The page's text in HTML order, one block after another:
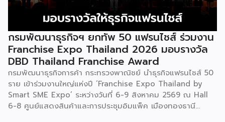
กรมพัฒนาธุรกิจฯ ยกทัพ 50 แฟรนไชส์ ร่วมงาน
Franchise Expo Thailand 2026 มอบรางวัล
DBD Thailand Franchise Award
กรมพัฒนาธุรกิจการค้า กระทรวงพาณิชย์ นำธุรกิจแฟรนไชส์ 50
ราย เข้าร่วมงานใหญ่แห่งปี ‘Franchise Expo Thailand by
Smart SME Expo’ ระหว่างวันที่ 6-9 สิงหาคม 2569 ณ Hall
6-8 ศูนย์แสดงสินค้าและการประชุมอิมแพ็ค เมืองทองธานี